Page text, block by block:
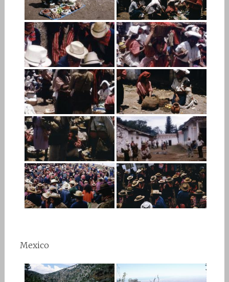
Mexico